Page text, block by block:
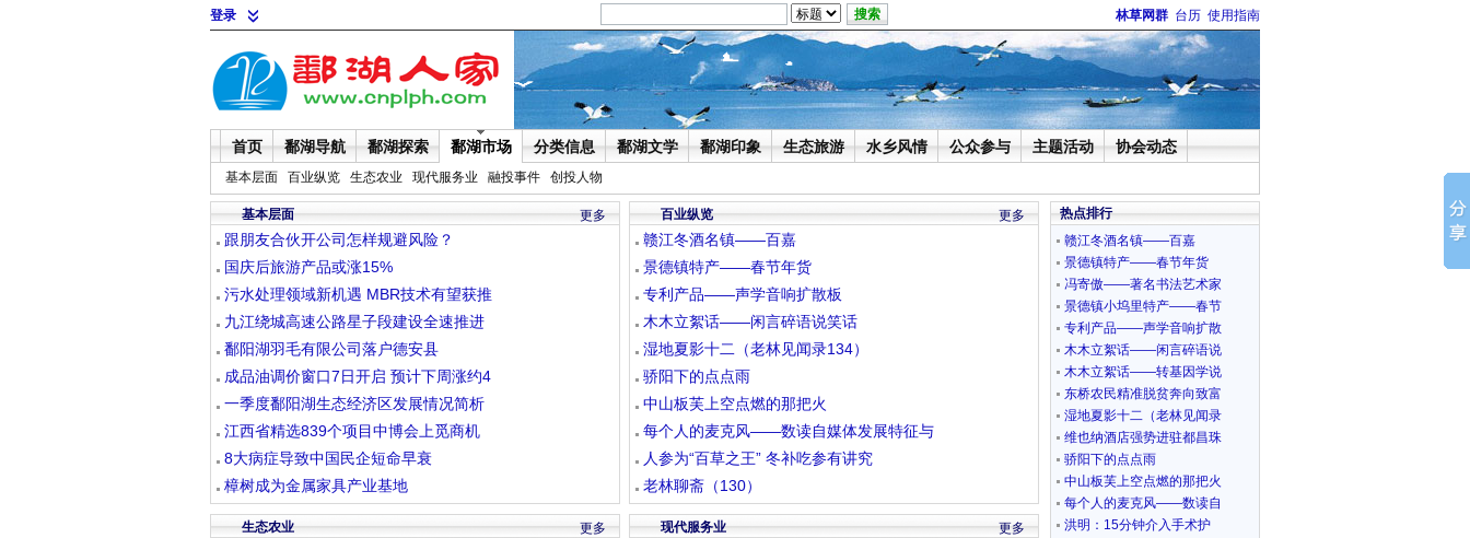
登录 林草网群 台历 使用指南
首页 鄱湖导航 鄱湖探索 鄱湖市场 分类信息 鄱湖文学 鄱湖印象 生态旅游 水乡风情 公众参与 主题活动 协会动态
基本层面 百业纵览 生态农业 现代服务业 融投事件 创投人物
基本层面 更多
跟朋友合伙开公司怎样规避风险？
国庆后旅游产品或涨15%
污水处理领域新机遇 MBR技术有望获推
九江绕城高速公路星子段建设全速推进
鄱阳湖羽毛有限公司落户德安县
成品油调价窗口7日开启 预计下周涨约4
一季度鄱阳湖生态经济区发展情况简析
江西省精选839个项目中博会上觅商机
8大病症导致中国民企短命早衰
樟树成为金属家具产业基地
百业纵览 更多
赣江冬酒名镇——百嘉
景德镇特产——春节年货
专利产品——声学音响扩散板
木木立絮话——闲言碎语说笑话
湿地夏影十二（老林见闻录134）
骄阳下的点点雨
中山板芙上空点燃的那把火
每个人的麦克风——数读自媒体发展特征与
人参为“百草之王” 冬补吃参有讲究
老林聊斋（130）
生态农业 更多 现代服务业 更多
热点排行
赣江冬酒名镇——百嘉
景德镇特产——春节年货
冯寄傲——著名书法艺术家
景德镇小坞里特产——春节
专利产品——声学音响扩散
木木立絮话——闲言碎语说
木木立絮话——转基因学说
东桥农民精准脱贫奔向致富
湿地夏影十二（老林见闻录
维也纳酒店强势进驻都昌珠
骄阳下的点点雨
中山板芙上空点燃的那把火
每个人的麦克风——数读自
洪明：15分钟介入手术护